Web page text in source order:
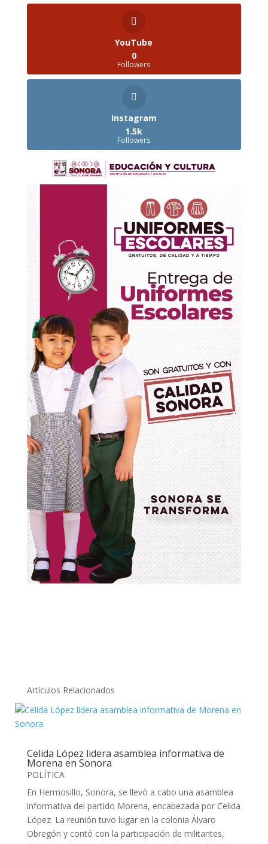
YouTube
0
Followers
Instagram
1.5k
Followers
Artículos Relacionados
Celida López lidera asamblea informativa de
Morena en Sonora
POLÍTICA
En Hermosillo, Sonora, se llevó a cabo una asamblea
informativa del partido Morena, encabezada por Celida
López. La reunión tuvo lugar en la colonia Álvaro
Obregón y contó con la participación de militantes,